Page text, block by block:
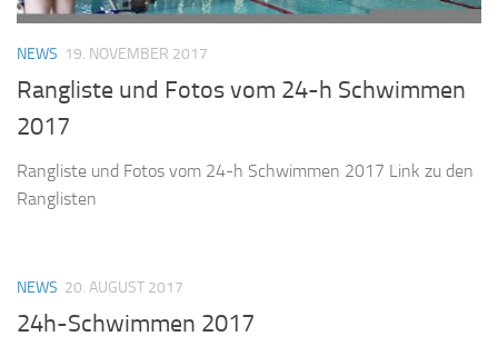
NEWS 19. NOVEMBER 2017
Rangliste und Fotos vom 24-h Schwimmen
2017
Rangliste und Fotos vom 24-h Schwimmen 2017 Link zu den
Ranglisten
NEWS 20. AUGUST 2017
24h-Schwimmen 2017